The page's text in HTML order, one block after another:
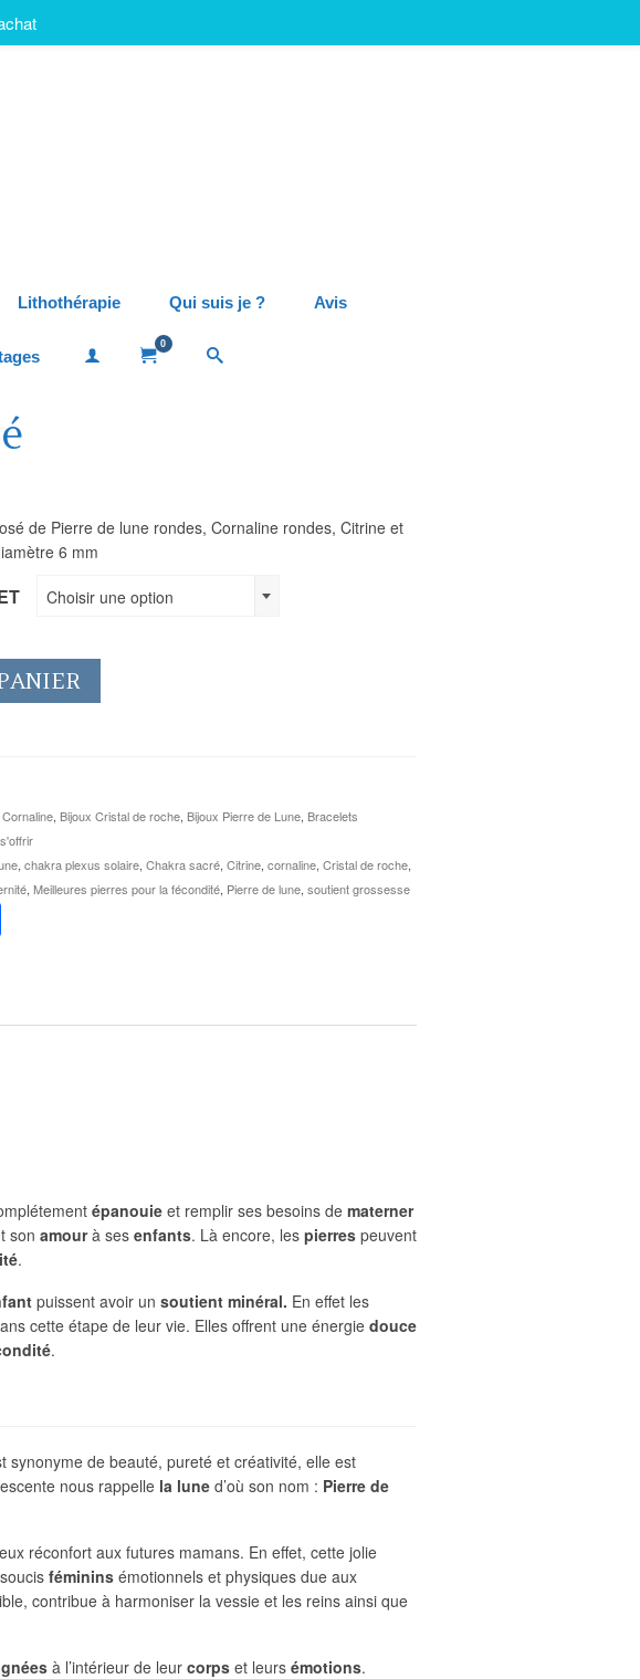
Lithothérapie Qui suis je ? Avis
0
de Pierre de lune rondes, Cornaline rondes, Citrine et
6 mm
Choisir une option
, Bijoux Cristal de roche, Bijoux Pierre de Lune, Bracelets
,chakra plexus solaire,Chakra sacré,Citrine,cornaline,Cristal de roche,
,Meilleures pierres pour la fécondité, Pierre de lune,soutient grossesse
épanouie et remplir ses besoins de materner
son amourà ses enfants. Là encore, les pierres peuvent
.
puissent avoir un soutient minéral. En effet les
cette étape de leur vie. Elles offrent une énergie douce
.
synonyme de beauté, pureté et créativité, elle est
nous rappelle la lune d’où son nom : Pierre de
réconfort aux futures mamans. En effet, cette jolie
féminins émotionnels et physiques due aux
contribue à harmoniser la vessie et les reins ainsi que
à l’intérieur de leur corps et leurs émotions.